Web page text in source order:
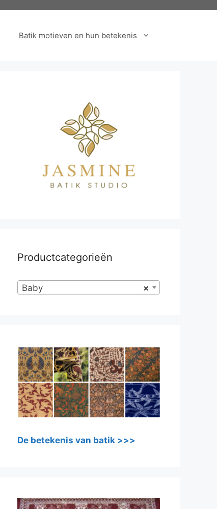
Batik motieven en hun betekenis
Productcategorieën
×
Baby
De betekenis van batik >>>